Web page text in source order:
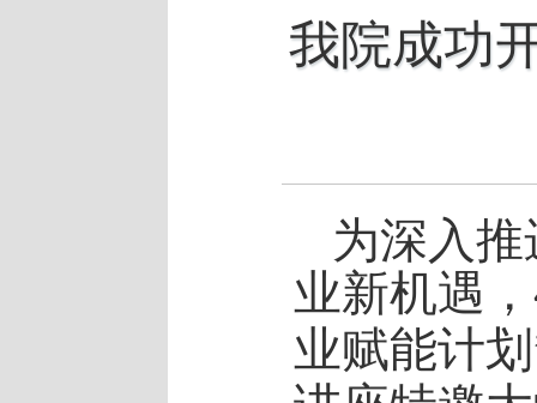
我院成功
为深入
业新机遇，
业赋能计